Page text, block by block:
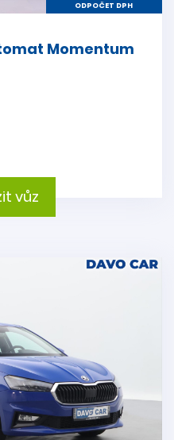
ODPOČET DPH
Momentum
vůz